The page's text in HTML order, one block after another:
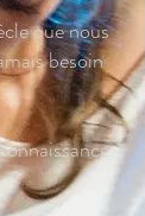
que nous
besoin